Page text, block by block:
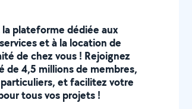
plateforme dédiée aux
et à la location de
de chez vous ! Rejoignez
de 4,5 millions de membres,
et facilitez votre
tous vos projets !